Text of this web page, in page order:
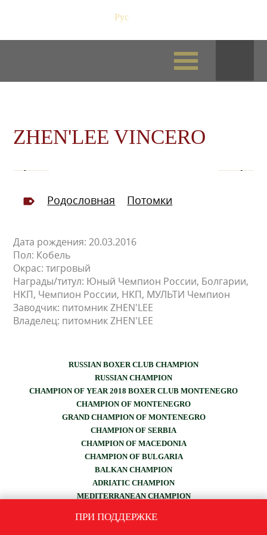
Рус
ZHEN'LEE VINCERO
Родословная Потомки
Дата рождения: 20.03.2016
Пол: Кобель
Окрас: тигровый
Награды/титул: Юный Чемпион России, Болгарии,
НКП, Чемпион России, НКП, МУЛЬТИ Чемпион
Заводчик: питомник ZHEN'LEE
Владелец: питомник ZHEN'LEE
RUSSIAN BOXER CLUB CHAMPION
RUSSIAN CHAMPION
CHAMPION OF YEAR 2018 BOXER CLUB MONTENEGRO
CHAMPION OF MONTENEGRO
GRAND CHAMPION OF MONTENEGRO
CHAMPION OF SERBIA
CHAMPION OF MACEDONIA
CHAMPION OF BULGARIA
BALKAN CHAMPION
ADRIATIC CHAMPION
MEDITERRANEAN CHAMPION
Candidate to the INTERNATIONAL CHAMPION
ПРИ ПОДДЕРЖКЕ